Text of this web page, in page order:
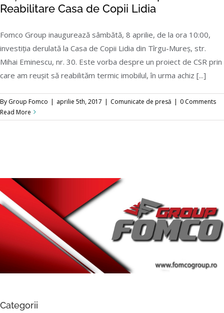
Acțiune Caritabilă Fomco Group – Reabilitare
Casa de Copii Lidia
Reabilitare Casa de Copii Lidia
Fomco Group inaugurează sâmbătă, 8 aprilie, de la ora 10:00,
investiția derulată la Casa de Copii Lidia din Tîrgu-Mureș, str.
Mihai Eminescu, nr. 30. Este vorba despre un proiect de CSR prin
care am reușit să reabilităm termic imobilul, în urma achiz [...]
By Group Fomco | aprilie 5th, 2017 | Comunicate de presă | 0 Comments
Read More
Categorii